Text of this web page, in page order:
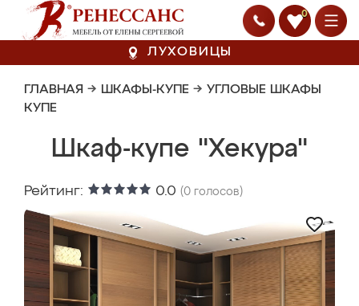
0
ЛУХОВИЦЫ
ГЛАВНАЯ → ШКАФЫ-КУПЕ → УГЛОВЫЕ ШКАФЫ
КУПЕ
Шкаф-купе "Хекура"
Рейтинг: 0.0 (0 голосов)